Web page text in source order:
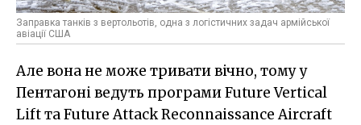
Заправка танків з вертольотів, одна з логістичних задач армійської
авіації США
Але вона не може тривати вічно, тому у
Пентагоні ведуть програми Future Vertical
Lift та Future Attack Reconnaissance Aircraft